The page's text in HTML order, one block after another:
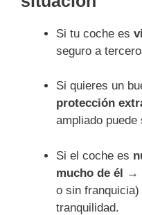
Si tu coche es
seguro a
Si quieres un
protección
ampliado
Si el coche es
mucho de él →
o sin
tranquilidad.